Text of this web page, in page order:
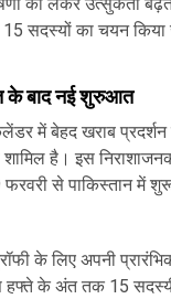
को लेकर उत्सुकता
सदस्यों का चयन
के बाद नई शुरुआत
में बेहद खराब
शामिल है। इस
से पाकिस्तान में
के लिए अपनी
के अंत तक 15